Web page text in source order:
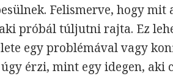
Felismerve, hogy mit
próbál túljutni rajta. Ez
egy problémával vagy
érzi, mint egy idegen, aki